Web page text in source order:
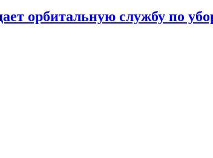
орбитальную службу по